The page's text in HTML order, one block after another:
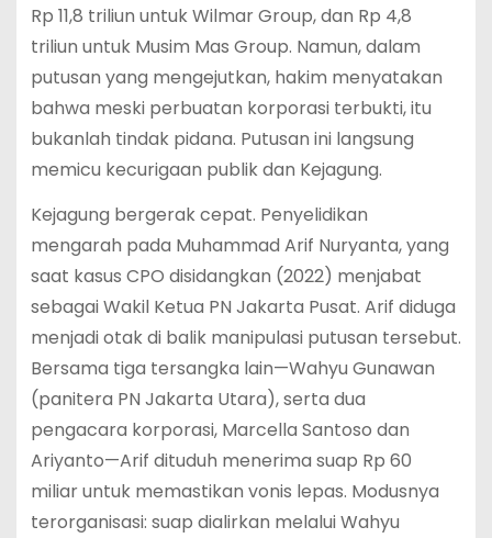
Rp 11,8 triliun untuk Wilmar Group, dan Rp 4,8
triliun untuk Musim Mas Group. Namun, dalam
putusan yang mengejutkan, hakim menyatakan
bahwa meski perbuatan korporasi terbukti, itu
bukanlah tindak pidana. Putusan ini langsung
memicu kecurigaan publik dan Kejagung.
Kejagung bergerak cepat. Penyelidikan
mengarah pada Muhammad Arif Nuryanta, yang
saat kasus CPO disidangkan (2022) menjabat
sebagai Wakil Ketua PN Jakarta Pusat. Arif diduga
menjadi otak di balik manipulasi putusan tersebut.
Bersama tiga tersangka lain—Wahyu Gunawan
(panitera PN Jakarta Utara), serta dua
pengacara korporasi, Marcella Santoso dan
Ariyanto—Arif dituduh menerima suap Rp 60
miliar untuk memastikan vonis lepas. Modusnya
terorganisasi: suap dialirkan melalui Wahyu